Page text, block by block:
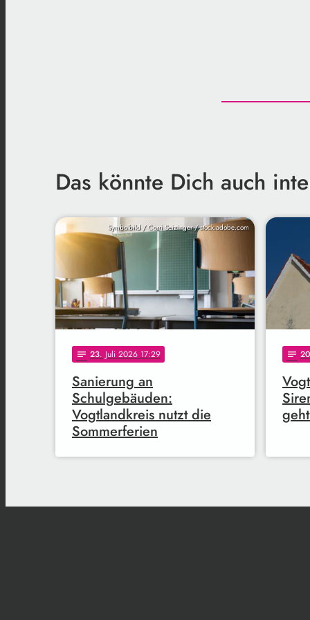
Das könnte Dich auch
Symbolbild / Corri Seizinger / stock.adobe.com
notes 23. Juli 2026 17:29
Sanierung an
Schulgebäuden:
Vogtlandkreis nutzt die
Sommerferien
notes 20